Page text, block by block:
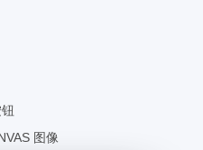
图像